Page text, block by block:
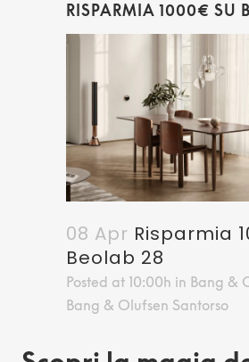
RISPARMIA 1000€ SU
08 Apr Risparmia
Beolab 28
Posted at 10:00h in Bang &
Bang & Olufsen Santorso